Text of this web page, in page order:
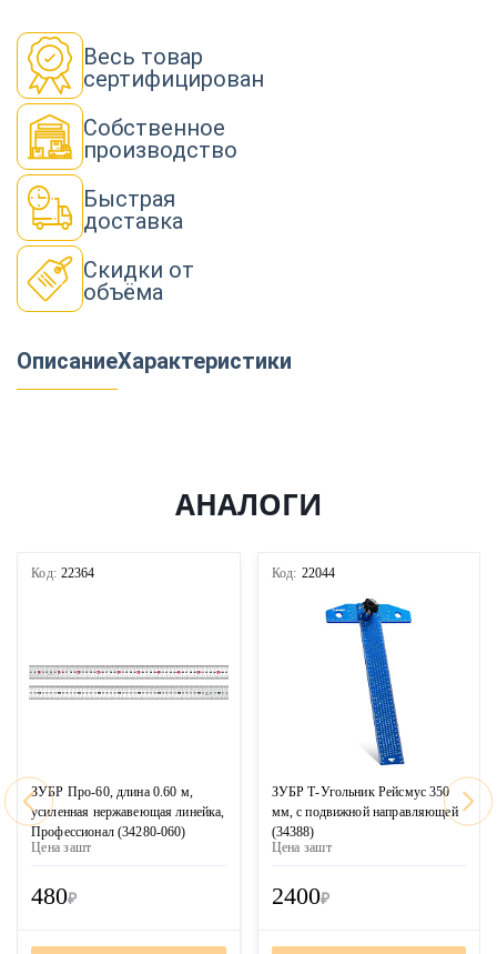
Весь товар
сертифицирован
Собственное
производство
Быстрая
доставка
Скидки от
объёма
ОписаниеХарактеристики
АНАЛОГИ
Код: 22364
ЗУБР Про-60, длина 0.60 м,
усиленная нержавеющая линейка,
Профессионал (34280-060)
Цена зашт
480₽
Код: 22044
ЗУБР Т-Угольник Рейсмус 350
мм, с подвижной направляющей
(34388)
Цена зашт
2400₽